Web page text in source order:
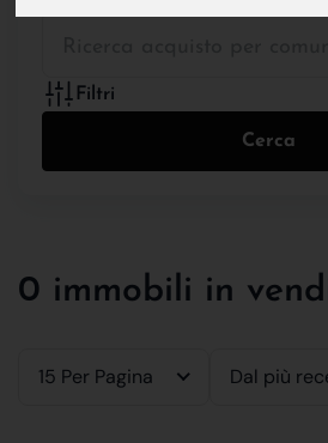
Filtri
Cerca
0 immobili in
15 Per Pagina Dal più